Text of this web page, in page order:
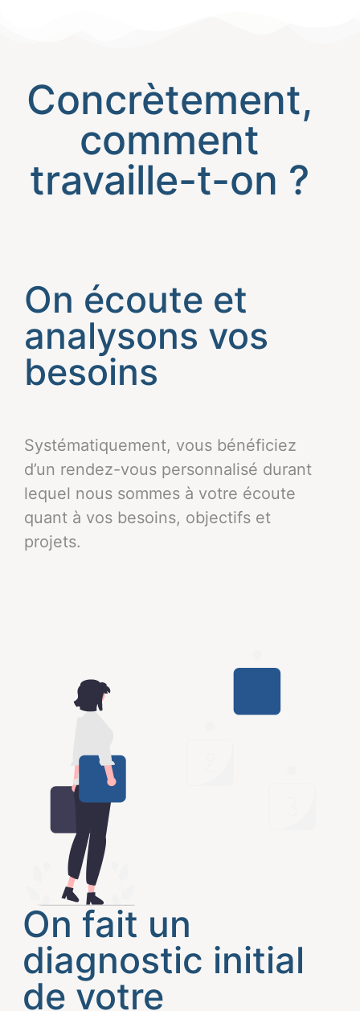
Concrètement,
comment
travaille-t-on ?
On écoute et
analysons vos
besoins
Systématiquement, vous bénéficiez
d’un rendez-vous personnalisé durant
lequel nous sommes à votre écoute
quant à vos besoins, objectifs et
projets.
On fait un
diagnostic initial
de votre